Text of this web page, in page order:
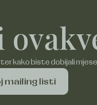
kako biste dobijali
mailing listi